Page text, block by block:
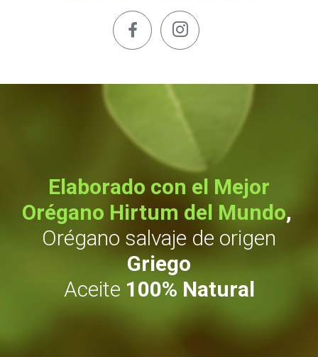
Elaborado con el Mejor
Orégano Hirtum del Mundo,
Orégano salvaje de origen
Griego
Aceite 100% Natural